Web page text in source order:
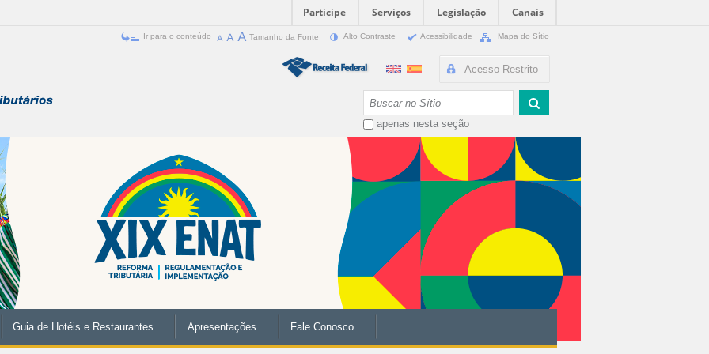
Participe Serviços Legislação
Canais
Ir para o conteúdo Tamanho da Fonte Alto Contraste Acessibilidade Mapa do Sítio
Acesso Restrito
apenas nesta seção
Guia de Hotéis e Restaurantes Apresentações Fale Conosco